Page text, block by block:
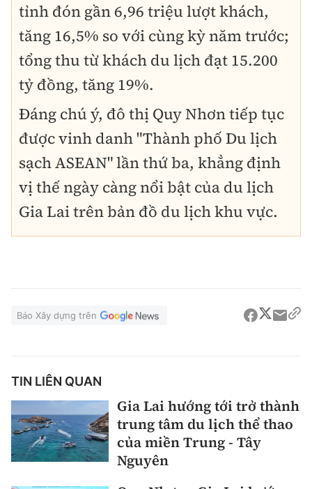
tỉnh đón gần 6,96 triệu lượt khách,
tăng 16,5% so với cùng kỳ năm trước;
tổng thu từ khách du lịch đạt 15.200
tỷ đồng, tăng 19%.
Đáng chú ý, đô thị Quy Nhơn tiếp tục
được vinh danh "Thành phố Du lịch
sạch ASEAN" lần thứ ba, khẳng định
vị thế ngày càng nổi bật của du lịch
Gia Lai trên bản đồ du lịch khu vực.
Báo Xây dựng trên
TIN LIÊN QUAN
Gia Lai hướng tới trở thành
trung tâm du lịch thể thao
của miền Trung - Tây
Nguyên